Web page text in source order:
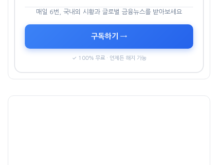
매일 6번, 국내외 시황과 글로벌 금융뉴스를 받아보세요
구독하기 →
✓ 100% 무료 · 언제든 해지 가능